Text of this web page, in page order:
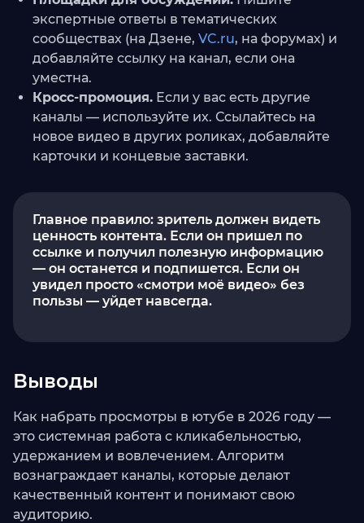
экспертные ответы в тематических
сообществах (на Дзене, VC.ru, на форумах) и
добавляйте ссылку на канал, если она
уместна.
Кросс-промоция. Если у вас есть другие
каналы — используйте их. Ссылайтесь на
новое видео в других роликах, добавляйте
карточки и концевые заставки.
Главное правило: зритель должен видеть
ценность контента. Если он пришел по
ссылке и получил полезную информацию
— он останется и подпишется. Если он
увидел просто «смотри моё видео» без
пользы — уйдет навсегда.
Выводы
Как набрать просмотры в ютубе в 2026 году —
это системная работа с кликабельностью,
удержанием и вовлечением. Алгоритм
вознаграждает каналы, которые делают
качественный контент и понимают свою
аудиторию.